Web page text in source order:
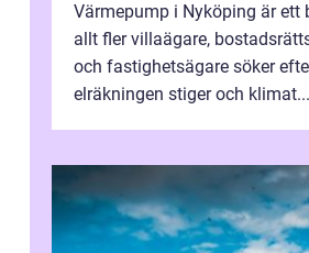
Värmepump i Nyköping är ett
allt fler villaägare,
och fastighetsägare söker
elräkningen stiger och klimat...